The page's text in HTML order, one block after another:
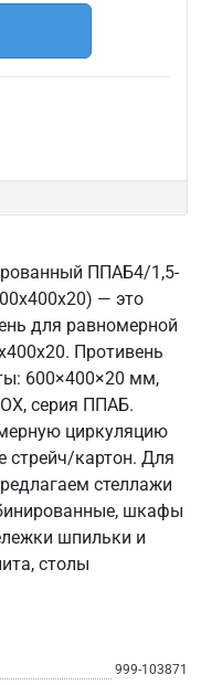
ППАБ4/1,5-
— это
для равномерной
Противень
600×400×20 мм,
серия ППАБ.
циркуляцию
стрейч/картон. Для
стеллажи
шкафы
шпильки и
столы
999-103871